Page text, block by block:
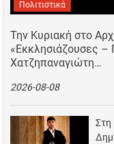
Πολιτιστικά
Την Κυριακή στο
«Εκκλησιάζουσες –
Χατζηπαναγιώτη…
2026-08-08
Στη